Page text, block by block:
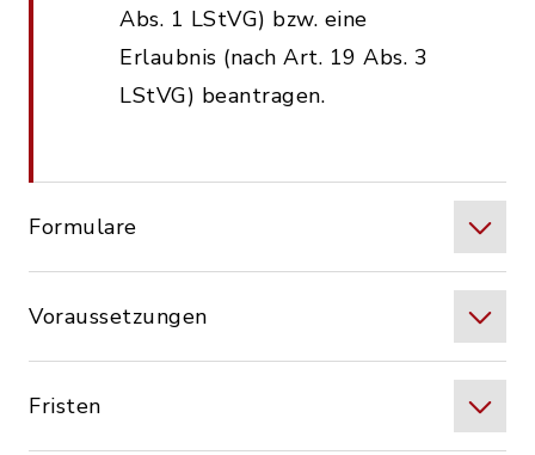
Abs. 1 LStVG) bzw. eine
Erlaubnis (nach Art. 19 Abs. 3
LStVG) beantragen.
Formulare
Voraussetzungen
Fristen